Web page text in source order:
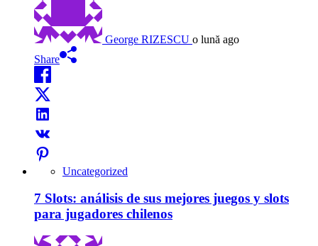
George RIZESCU o lună ago
Share
Uncategorized
7 Slots: análisis de sus mejores juegos y slots
para jugadores chilenos